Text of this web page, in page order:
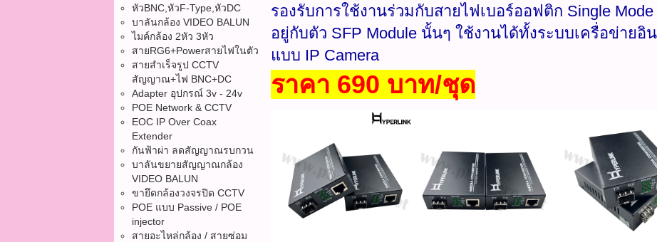
หัวBNC,หัวF-Type,หัวDC
บาลันกล้อง VIDEO BALUN
ไมค์กล้อง 2หัว 3หัว
สายRG6+Powerสายไฟในตัว
สายสำเร็จรูป CCTV
สัญญาณ+ไฟ BNC+DC
Adapter อุปกรณ์ 3v - 24v
POE Network & CCTV
EOC IP Over Coax
Extender
กันฟ้าผ่า ลดสัญญาณรบกวน
บาลันขยายสัญญาณกล้อง
VIDEO BALUN
ขายึดกล้องวงจรปิด CCTV
POE แบบ Passive / POE
injector
สายอะไหล่กล้อง / สายซ่อม
รองรับการใช้งานร่วมกับสายไฟเบอร์ออฟติก Single
อยู่กับตัว SFP Module นั้นๆ ใช้งานได้ทั้งระบบเครื่อข่ายอิ
แบบ IP Camera
ราคา 690 บาท/ชุด